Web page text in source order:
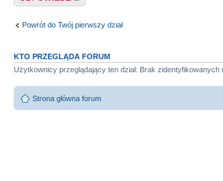
Powrót do Twój pierwszy dział
KTO PRZEGLĄDA FORUM
Użytkownicy przeglądający ten dział: Brak
Strona główna forum